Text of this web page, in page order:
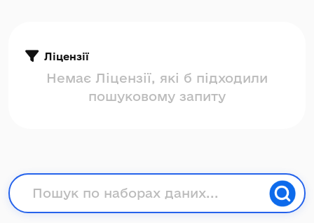
Ліцензії
Немає Ліцензії, які б підходили
пошуковому запиту